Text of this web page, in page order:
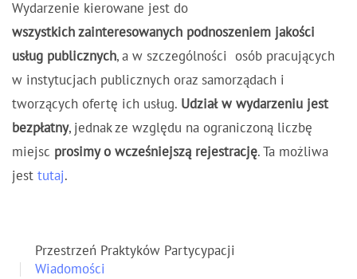
Wydarzenie kierowane jest do
wszystkich zainteresowanych podnoszeniem jakości
usług publicznych, a w szczególności osób pracujących
w instytucjach publicznych oraz samorządach i
tworzących ofertę ich usług. Udział w wydarzeniu jest
bezpłatny, jednak ze względu na ograniczoną liczbę
miejsc prosimy o wcześniejszą rejestrację. Ta możliwa
jest tutaj.
Przestrzeń Praktyków Partycypacji
Wiadomości